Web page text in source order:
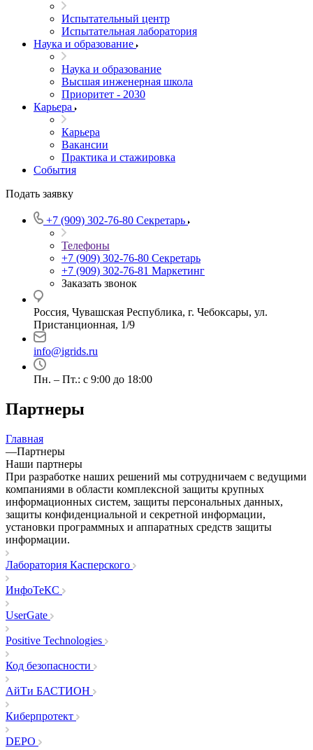
Испытательный центр
Испытательная лаборатория
Наука и образование
Наука и образование
Высшая инженерная школа
Приоритет - 2030
Карьера
Карьера
Вакансии
Практика и стажировка
События
Подать заявку
+7 (909) 302-76-80 Секретарь
Телефоны
+7 (909) 302-76-80 Секретарь
+7 (909) 302-76-81 Маркетинг
Заказать звонок
Россия, Чувашская Республика, г. Чебоксары, ул.
Пристанционная, 1/9
info@igrids.ru
Пн. – Пт.: с 9:00 до 18:00
Партнеры
Главная
—Партнеры
Наши партнеры
При разработке наших решений мы сотрудничаем с ведущими
компаниями в области комплексной защиты крупных
информационных систем, защиты персональных данных,
защиты конфиденциальной и секретной информации,
установки программных и аппаратных средств защиты
информации.
Лаборатория Касперского
ИнфоТеКС
UserGate
Positive Technologies
Код безопасности
АйТи БАСТИОН
Киберпротект
DEPO